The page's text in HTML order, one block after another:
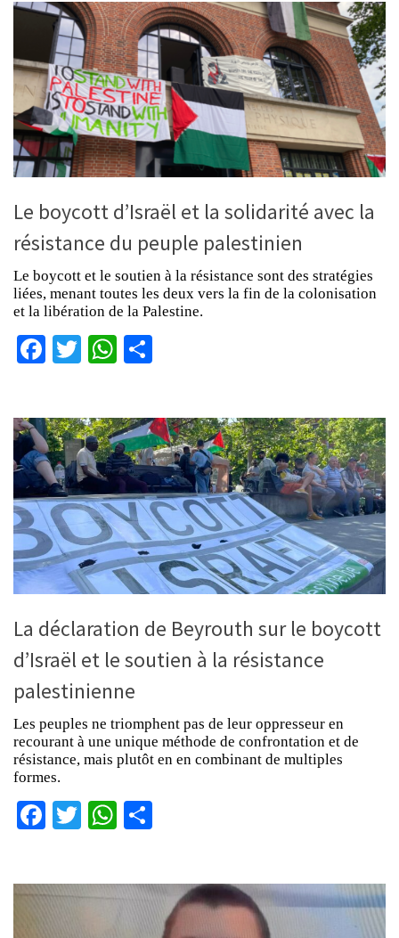
Le boycott d’Israël et la solidarité avec la
résistance du peuple palestinien
Le boycott et le soutien à la résistance sont des stratégies
liées, menant toutes les deux vers la fin de la colonisation
et la libération de la Palestine.
Facebook
TwitterWhatsApp
La déclaration de Beyrouth sur le boycott
d’Israël et le soutien à la résistance
palestinienne
Les peuples ne triomphent pas de leur oppresseur en
recourant à une unique méthode de confrontation et de
résistance, mais plutôt en en combinant de multiples
formes.
Facebook
TwitterWhatsApp